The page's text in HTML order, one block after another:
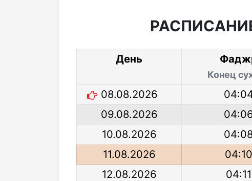
День
Конец
08.08.2026
09.08.2026
10.08.2026
11.08.2026
04:10
12.08.2026
04:11